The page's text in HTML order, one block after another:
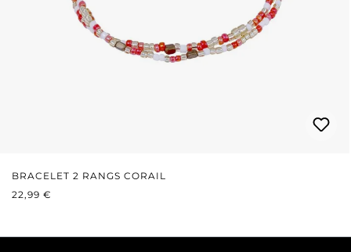
BRACELET 2 RANGS CORAIL
PRIX RÉGULIER :
22,99 €